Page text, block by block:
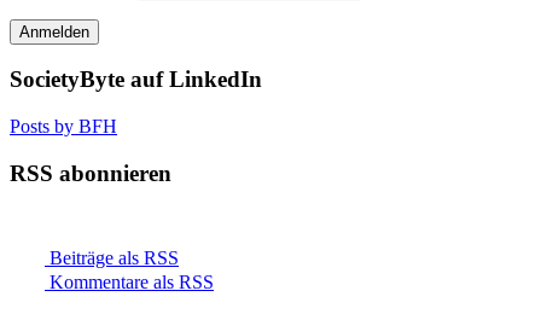
SocietyByte auf LinkedIn
Posts by BFH
RSS abonnieren
Beiträge als RSS
Kommentare als RSS